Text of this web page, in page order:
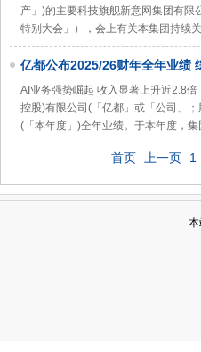
产」)的主要科技旗舰新意网集团有
特别大会」），会上有关本集团持续
亿都公布2025/26财年全年业绩
19.51亿港元
AI业务强势崛起 收入显著上升近2.8
控股)有限公司(「亿都」或「公司」
(「本年度」)全年业绩。于本年度，
首页 上一页 1